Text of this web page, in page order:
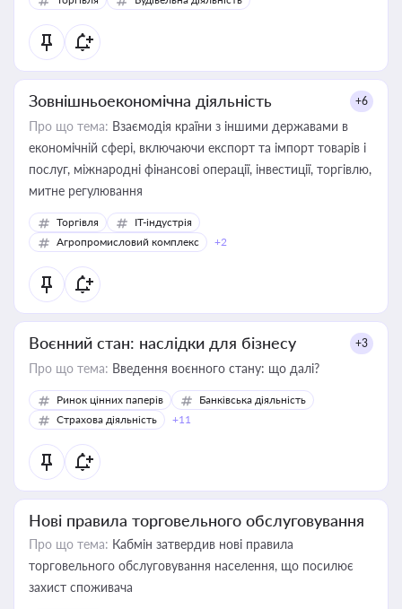
Зовнішньоекономічна діяльність +6
Про що тема: Взаємодія країни з іншими державами в
економічній сфері, включаючи експорт та імпорт товарів і
послуг, міжнародні фінансові операції, інвестиції, торгівлю,
митне регулювання
Торгівля
IT-індустрія
Агропромисловий комплекс
+2
Воєнний стан: наслідки для бізнесу +3
Про що тема: Введення воєнного стану: що далі?
Ринок цінних паперів
Банківська діяльність
Страхова діяльність
+11
Нові правила торговельного обслуговування
Про що тема: Кабмін затвердив нові правила
торговельного обслуговування населення, що посилює
захист споживача